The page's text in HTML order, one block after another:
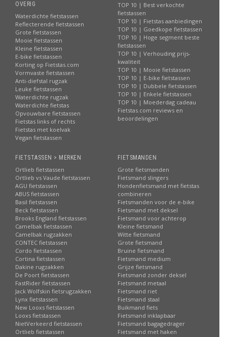
OVERIG
Waterdichte fietstassen
Reflecterende fietstassen
Grote fietstassen
Mooie fietstassen
Kleine fietstassen
E-bike fietstassen
Korting op Fietstas.com
Vormvaste fietstassen
Anti-diefstal rugzak
Leuke fietstassen
Waterdichte rugzak
Waterdichte fietstas
Opvouwbare fietstassen
Fietstas links of rechts
Fietstas met koelvak
Vegan fietstassen
TOP 10 | Best verkochte
fietstassen
TOP 10 | Fietstas aanbiedingen
TOP 10 | Goedkope fietstassen
TOP 10 | Hoge segment beste
fietstassen
TOP 10 | Verhouding prijs-
kwaliteit
TOP 10 | Mooie fietstassen
TOP 10 | E-bike fietstassen
TOP 10 | Dubbele fietstassen
TOP 10 | Enkele fietstassen
TOP 10 | Moederdag cadeau
Fietstas.com reviews en
beoordelingen
FIETSTASSEN > MERKEN
Ortlieb fietstassen
Ortlieb vs Vaude fietstassen
AGU fietstassen
ABUS fietstassen
Basil fietstassen
Beck fietstassen
Brooks England fietstassen
Camelbak fietstassen
Camelbak rugzakken
CONTEC fietstassen
Cordo fietstassen
Cortina fietstassen
Dakine rugzakken
De Poort fietstassen
FastRider fietstassen
Jack Wolfskin fietsrugzakken
Lynx fietstassen
New Looxs fietstassen
Looxs fietstassen
NietVerkeerd fietstassen
Ortlieb fietstassen
FIETSMANDEN
Grote fietsmanden
Fietsmand slingers
Hondenfietsmand met fietstas
combineren
Fietsmanden voor de e-bike
Fietsmand met deksel
Fietsmand voor achterop
Kleine fietsmand
Witte fietsmand
Grote fietsmand
Bruine fietsmand
Fietsmand medium
Grijze fietsmand
Fietsmand zonder deksel
Fietsmand metaal
Fietsmand riet
Fietsmand staal
Buikmand fiets
Fietsmand inklapbaar
Fietsmand bagagedrager
Fietsmand met haken